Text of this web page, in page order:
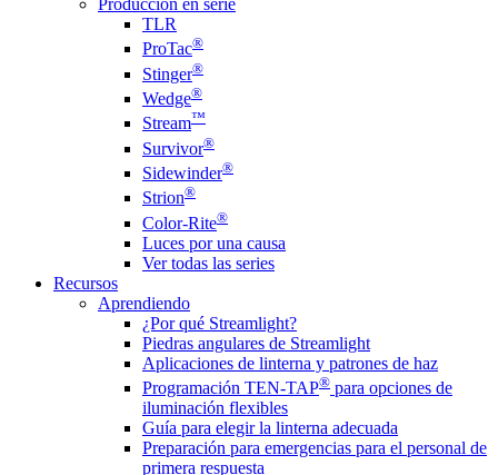
Producción en serie
TLR
ProTac®
Stinger®
Wedge®
Stream™
Survivor®
Sidewinder®
Strion®
Color-Rite®
Luces por una causa
Ver todas las series
Recursos
Aprendiendo
¿Por qué Streamlight?
Piedras angulares de Streamlight
Aplicaciones de linterna y patrones de haz
Programación TEN-TAP® para opciones de
iluminación flexibles
Guía para elegir la linterna adecuada
Preparación para emergencias para el personal de
primera respuesta